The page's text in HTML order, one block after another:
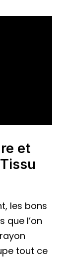
et
les bons
que l’on
tout ce